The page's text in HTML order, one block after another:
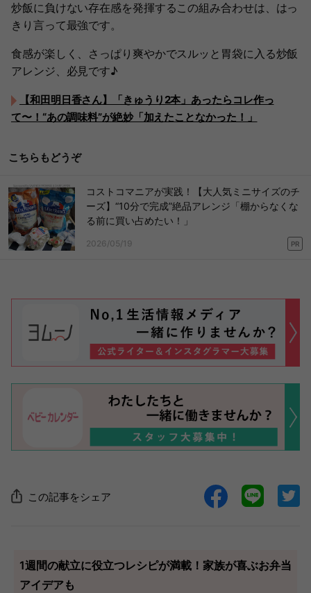
炒飯に負けない存在感を発揮するこの組み合わせは、はっ
きり言って最強です。
食感が楽しく、さっぱり爽やかでスルッと胃袋に入る炒飯
アレンジ、必見です♪
【和田明日香さん】「きゅうり2本」あったらコレ作っ
て〜！“あの調味料”が絶妙「加えたことなかった！」
こちらもどうぞ
コストコマニアが実践！【大人気ミニサイズのチ
ーズ】“10分で完成”絶品アレンジ「棚からなくな
る前に買い占めたい！」
2026/05/19 PR
この記事をシェア
1週間の献立に役立つレシピが満載！家族が喜ぶお弁当
アイデアも